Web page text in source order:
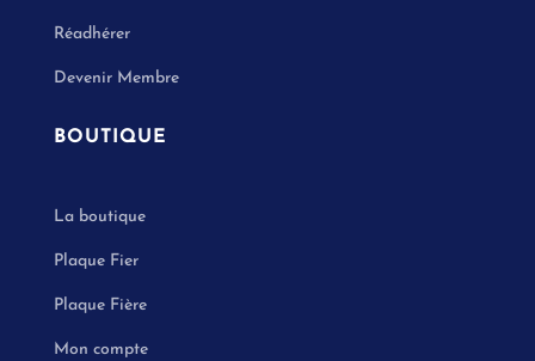
Réadhérer
Devenir Membre
BOUTIQUE
La boutique
Plaque Fier
Plaque Fière
Mon compte